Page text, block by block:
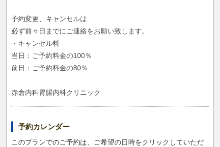
予約変更、キャンセルは
必ず前々日までにご連絡をお願い致します。
・キャンセル料
当日：ご予約料金の100％
前日：ご予約料金の80％
赤倉内科胃腸内科クリニック
予約カレンダー
このプランでのご予約は、ご希望の日時をクリックしていただ